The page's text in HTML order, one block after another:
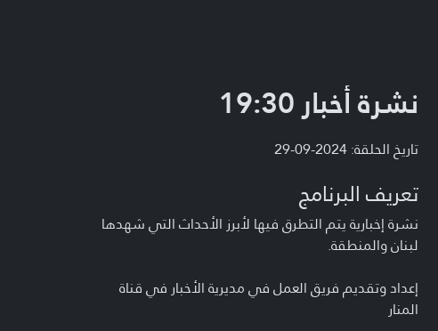
نشرة أخبار 19:30
تاريخ الحلقة: 2024-09-29
تعريف البرنامج
نشرة إخبارية يتم التطرق فيها لأبرز الأحداث التي شهدها
لبنان والمنطقة.
إعداد وتقديم فريق العمل في مديرية الأخبار في قناة
المنار